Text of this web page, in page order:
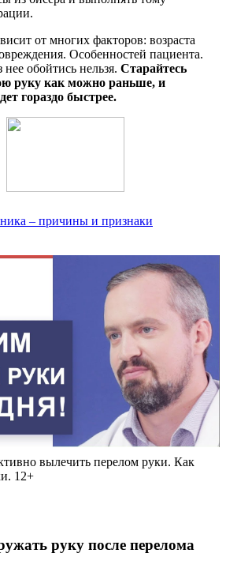
от многих факторов: возраста
Особенностей пациента.
обойтись нельзя. Старайтесь
руку как можно раньше, и
гораздо быстрее.
– причины и признаки
вылечить перелом руки. Как
12+
руку после перелома